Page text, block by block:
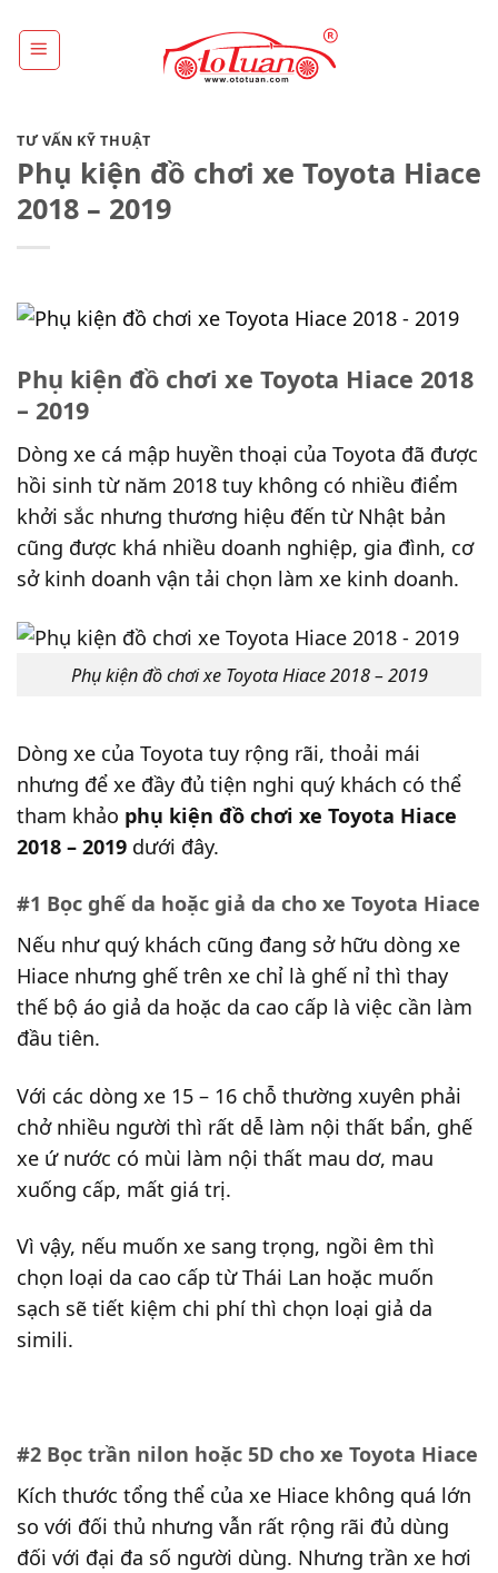
content
TƯ VẤN KỸ THUẬT
Phụ kiện đồ chơi xe Toyota Hiace
2018 – 2019
Phụ kiện đồ chơi xe Toyota Hiace 2018
– 2019
Dòng xe cá mập huyền thoại của Toyota đã được
hồi sinh từ năm 2018 tuy không có nhiều điểm
khởi sắc nhưng thương hiệu đến từ Nhật bản
cũng được khá nhiều doanh nghiệp, gia đình, cơ
sở kinh doanh vận tải chọn làm xe kinh doanh.
Phụ kiện đồ chơi xe Toyota Hiace 2018 – 2019
Dòng xe của Toyota tuy rộng rãi, thoải mái
nhưng để xe đầy đủ tiện nghi quý khách có thể
tham khảo phụ kiện đồ chơi xe Toyota Hiace
2018 – 2019 dưới đây.
#1 Bọc ghế da hoặc giả da cho xe Toyota Hiace
Nếu như quý khách cũng đang sở hữu dòng xe
Hiace nhưng ghế trên xe chỉ là ghế nỉ thì thay
thế bộ áo giả da hoặc da cao cấp là việc cần làm
đầu tiên.
Với các dòng xe 15 – 16 chỗ thường xuyên phải
chở nhiều người thì rất dễ làm nội thất bẩn, ghế
xe ứ nước có mùi làm nội thất mau dơ, mau
xuống cấp, mất giá trị.
Vì vậy, nếu muốn xe sang trọng, ngồi êm thì
chọn loại da cao cấp từ Thái Lan hoặc muốn
sạch sẽ tiết kiệm chi phí thì chọn loại giả da
simili.
#2 Bọc trần nilon hoặc 5D cho xe Toyota Hiace
Kích thước tổng thể của xe Hiace không quá lớn
so với đối thủ nhưng vẫn rất rộng rãi đủ dùng
đối với đại đa số người dùng. Nhưng trần xe hơi